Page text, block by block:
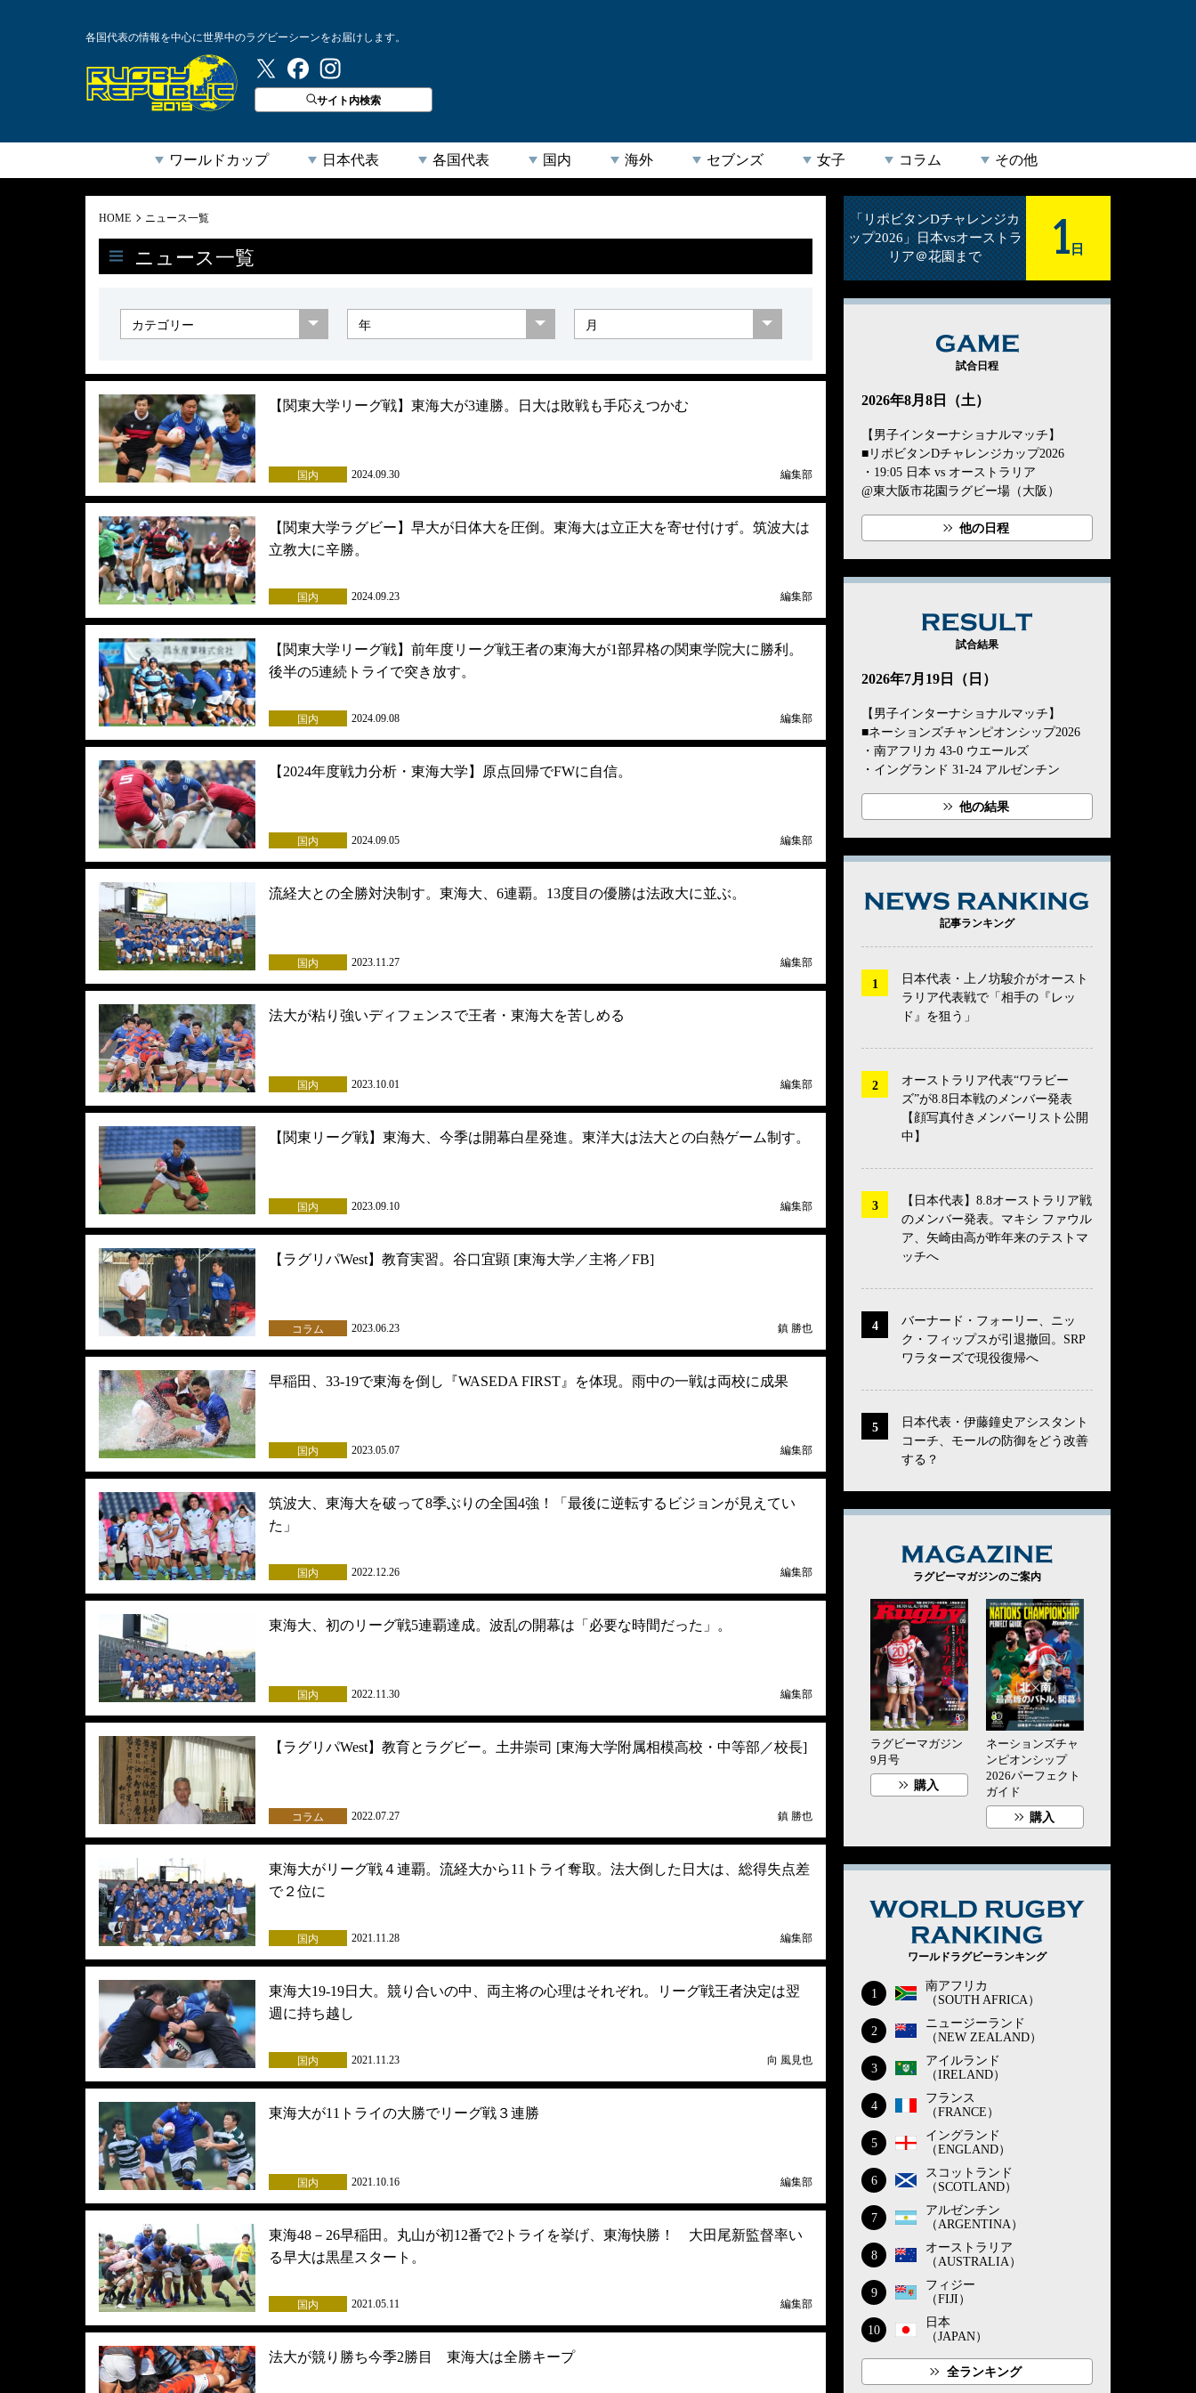
各国代表の情報を中心に世界中のラグビーシーンをお届けします。
ラグビーリパブリック
サイト内検索
ワールドカップ 日本代表 各国代表 国内 海外 セブンズ 女子 コラム その他
HOME ニュース一覧
ニュース一覧
【関東大学リーグ戦】東海大が3連勝。日大は敗戦も手応えつかむ
国内 2024.09.30 編集部
【関東大学ラグビー】早大が日体大を圧倒。東海大は立正大を寄せ付けず。筑波大は
立教大に辛勝。
国内 2024.09.23 編集部
【関東大学リーグ戦】前年度リーグ戦王者の東海大が1部昇格の関東学院大に勝利。
後半の5連続トライで突き放す。
国内 2024.09.08 編集部
【2024年度戦力分析・東海大学】原点回帰でFWに自信。
国内 2024.09.05 編集部
流経大との全勝対決制す。東海大、6連覇。13度目の優勝は法政大に並ぶ。
国内 2023.11.27 編集部
法大が粘り強いディフェンスで王者・東海大を苦しめる
国内 2023.10.01 編集部
【関東リーグ戦】東海大、今季は開幕白星発進。東洋大は法大との白熱ゲーム制す。
国内 2023.09.10 編集部
【ラグリパWest】教育実習。谷口宜顕 [東海大学／主将／FB]
コラム 2023.06.23 鎮 勝也
早稲田、33-19で東海を倒し『WASEDA FIRST』を体現。雨中の一戦は両校に成果
国内 2023.05.07 編集部
筑波大、東海大を破って8季ぶりの全国4強！「最後に逆転するビジョンが見えてい
た」
国内 2022.12.26 編集部
東海大、初のリーグ戦5連覇達成。波乱の開幕は「必要な時間だった」。
国内 2022.11.30 編集部
【ラグリパWest】教育とラグビー。土井崇司 [東海大学附属相模高校・中等部／校長]
コラム 2022.07.27 鎮 勝也
東海大がリーグ戦４連覇。流経大から11トライ奪取。法大倒した日大は、総得失点差
で２位に
国内 2021.11.28 編集部
東海大19-19日大。競り合いの中、両主将の心理はそれぞれ。リーグ戦王者決定は翌
週に持ち越し
国内 2021.11.23 向 風見也
東海大が11トライの大勝でリーグ戦３連勝
国内 2021.10.16 編集部
東海48－26早稲田。丸山が初12番で2トライを挙げ、東海快勝！ 大田尾新監督率い
る早大は黒星スタート。
国内 2021.05.11 編集部
法大が競り勝ち今季2勝目 東海大は全勝キープ
「リポビタンDチャレンジカ
ップ2026」日本vsオーストラ
リア＠花園まで
1 日
GAME
試合日程
2026年8月8日（土）
【男子インターナショナルマッチ】
■リポビタンDチャレンジカップ2026
・19:05 日本 vs オーストラリア
@東大阪市花園ラグビー場（大阪）
他の日程
試合結果
2026年7月19日（日）
【男子インターナショナルマッチ】
■ネーションズチャンピオンシップ2026
・南アフリカ 43-0 ウエールズ
・イングランド 31-24 アルゼンチン
他の結果
記事ランキング
日本代表・上ノ坊駿介がオースト
ラリア代表戦で「相手の『レッ
ド』を狙う」
オーストラリア代表“ワラビー
ズ”が8.8日本戦のメンバー発表
【顔写真付きメンバーリスト公開
中】
【日本代表】8.8オーストラリア戦
のメンバー発表。マキシ ファウル
ア、矢崎由高が昨年来のテストマ
ッチへ
バーナード・フォーリー、ニッ
ク・フィップスが引退撤回。SRP
ワラターズで現役復帰へ
日本代表・伊藤鐘史アシスタント
コーチ、モールの防御をどう改善
する？
ラグビーマガジンのご案内
ラグビーマガジン
9月号
購入
ネーションズチャ
ンピオンシップ
2026パーフェクト
ガイド
購入
ワールドラグビーランキング
1
南アフリカ
（SOUTH AFRICA）
2
ニュージーランド
（NEW ZEALAND）
3
アイルランド
（IRELAND）
4
フランス
（FRANCE）
5
イングランド
（ENGLAND）
6
スコットランド
（SCOTLAND）
7
アルゼンチン
（ARGENTINA）
8
オーストラリア
（AUSTRALIA）
9
フィジー
（FIJI）
10
日本
（JAPAN）
全ランキング